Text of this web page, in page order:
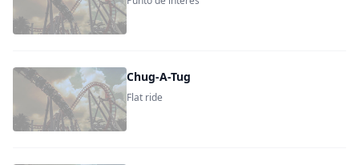
Chug-A-Tug
Flat ride